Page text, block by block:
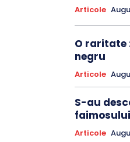
Articole
O raritate
negru
Articole
S-au
Articole